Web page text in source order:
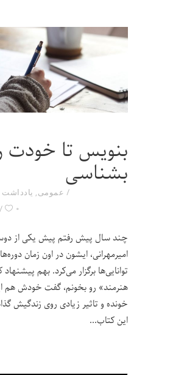
بنویس تا خودت
بشناسی
عمومی, یادداشت
۰
چند سال پیش رفتم پیش یکی از
امیرمهرانی، ایشون در اون زمان
توانایی‌ها برگزار می‌کرد. بهم
هنرمند» رو بخونم، گفت خودش هم
خونده و تاثیر زیادی روی زندگیش
این کتاب